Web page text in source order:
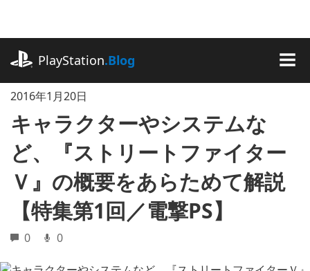
に
キ
ッ
プ
PlayStation.Blog
2016年1月20日
キャラクターやシステムな
ど、『ストリートファイター
Ｖ』の概要をあらためて解説
【特集第1回／電撃PS】
0 0